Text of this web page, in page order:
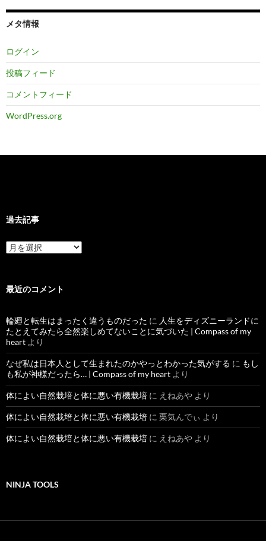
メタ情報
ログイン
投稿フィード
コメントフィード
WordPress.org
過去記事
過
去
最近のコメント
輪廻と転生はまったく違うものだった に 人生をディズニーランドに
たとえてみたら全然楽しめてないことに気づいた | Compass of my
heart より
なぜ私は日本人として生まれたのかやっとわかった気がする に もし
も私が神様だったら… | Compass of my heart より
体によい自然栽培と体に悪い有機栽培 に えねあや より
体によい自然栽培と体に悪い有機栽培 に 栗気んでぃ より
体によい自然栽培と体に悪い有機栽培 に えねあや より
NINJA TOOLS